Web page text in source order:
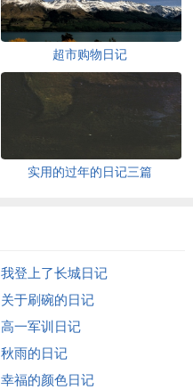
超市购物日记
实用的过年的日记三篇
我登上了长城日记
关于刷碗的日记
高一军训日记
秋雨的日记
幸福的颜色日记